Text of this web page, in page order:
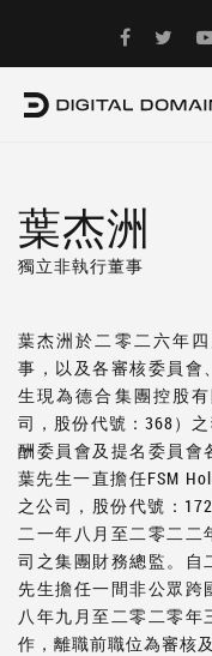
葉杰洲
獨立非執行董事
葉杰洲於二零二六年
事，以及各審核委員會
生現為德合集團控股
司，股份代號：368）
酬委員會及提名委員會
葉先生一直擔任FSM
之公司，股份代號：
二一年八月至二零二二
司之集團財務總監。自
先生擔任一間非公眾跨
八年九月至二零二零
作，離職前職位為審核